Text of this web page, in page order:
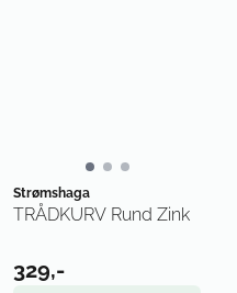
Strømshaga
TRÅDKURV Rund Zink
329,-